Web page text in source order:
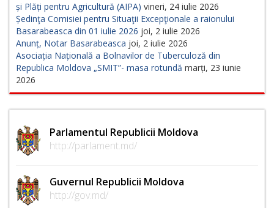
și Plăți pentru Agricultură (AIPA) vineri, 24 iulie 2026
Ședinţa Comisiei pentru Situaţii Excepţionale a raionului
Basarabeasca din 01 iulie 2026 joi, 2 iulie 2026
Anunț, Notar Basarabeasca joi, 2 iulie 2026
Asociația Națională a Bolnavilor de Tuberculoză din
Republica Moldova „SMIT”- masa rotundă marți, 23 iunie
2026
Parlamentul Republicii Moldova
http://parlament.md/
Guvernul Republicii Moldova
http://gov.md/